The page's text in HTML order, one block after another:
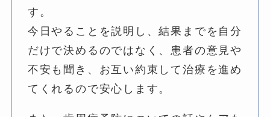
す。
今日やることを説明し、結果までを自分
だけで決めるのではなく、患者の意見や
不安も聞き、お互い約束して治療を進め
てくれるので安心します。